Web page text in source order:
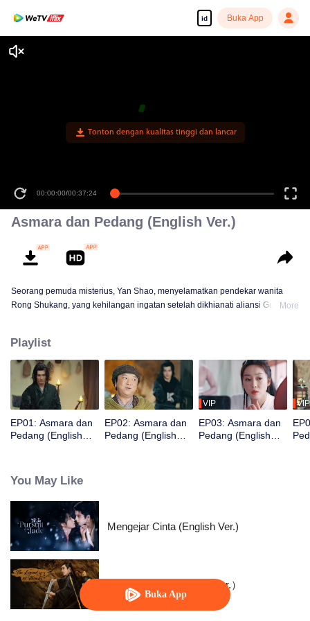
id Buka App
Buka App
Tonton dengan kualitas tinggi dan lancar
00:00:00/00:37:24
Asmara dan Pedang (English Ver.)
Seorang pemuda misterius, Yan Shao, menyelamatkan pendekar wanita
Rong Shukang, yang kehilangan ingatan setelah dikhianati aliansi Guigu.More
Playlist
EP01: Asmara dan
Pedang (English
EP02: Asmara dan
Pedang (English
VIP
EP03: Asmara dan
Pedang (English
VIP
You May Like
Mengejar Cinta (English Ver.)
Legenda ShenLi （Eng Ver.）